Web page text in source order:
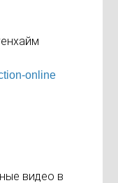
online
видео в